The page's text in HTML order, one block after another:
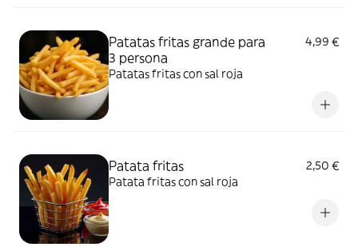
Patatas fritas grande para
3 persona
4,99 €
Patatas fritas con sal roja
Patata fritas
2,50 €
Patata fritas con sal roja